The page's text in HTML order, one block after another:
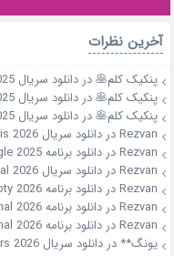
آخرین نظرات
پنکیک کلم🥞دردانلود سریال Nami Uraraka ni, Meoto Biyori 2025
پنکیک کلم🥞دردانلود سریال Nami Uraraka ni, Meoto Biyori 2025
پنکیک کلم🥞دردانلود سریال Nami Uraraka ni, Meoto Biyori 2025
Rezvanدردانلود سریال My Royal Nemesis 2026
Rezvanدردانلود برنامه Better Late than Single 2025
Rezvanدردانلود سریال Royal Betrothal 2026
Rezvanدردانلود برنامه Abra-ca-Empty 2026
Rezvanدردانلود برنامه Heart Signal 2026
Rezvanدردانلود برنامه Heart Signal 2026
یونگ** دردانلود سریال A Shop for Killers 2026